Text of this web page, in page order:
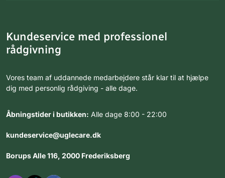
Kundeservice med professionel
rådgivning
Vores team af uddannede medarbejdere står klar til at hjælpe
dig med personlig rådgiving - alle dage.
Åbningstider i butikken: Alle dage 8:00 - 22:00
kundeservice@uglecare.dk
Borups Alle 116, 2000 Frederiksberg